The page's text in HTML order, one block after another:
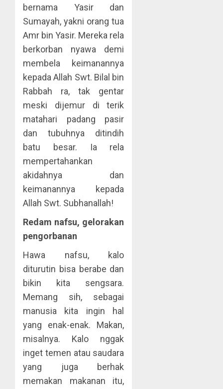
bernama Yasir dan
Sumayah, yakni orang tua
Amr bin Yasir. Mereka rela
berkorban nyawa demi
membela keimanannya
kepada Allah Swt. Bilal bin
Rabbah ra, tak gentar
meski dijemur di terik
matahari padang pasir
dan tubuhnya ditindih
batu besar. Ia rela
mempertahankan
akidahnya dan
keimanannya kepada
Allah Swt. Subhanallah!
Redam nafsu, gelorakan
pengorbanan
Hawa nafsu, kalo
diturutin bisa berabe dan
bikin kita sengsara.
Memang sih, sebagai
manusia kita ingin hal
yang enak-enak. Makan,
misalnya. Kalo nggak
inget temen atau saudara
yang juga berhak
memakan makanan itu,